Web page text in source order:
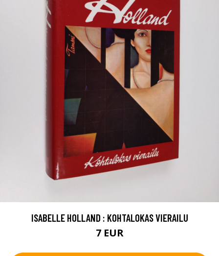
ISABELLE HOLLAND : KOHTALOKAS VIERAILU
7 EUR